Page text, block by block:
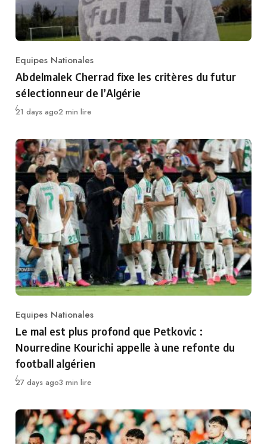
Category
Equipes Nationales
Abdelmalek Cherrad fixe les critères du futur
sélectionneur de l’Algérie
Publié
21 days ago2 min lire
Category
Equipes Nationales
Le mal est plus profond que Petkovic :
Nourredine Kourichi appelle à une refonte du
football algérien
Publié
27 days ago3 min lire